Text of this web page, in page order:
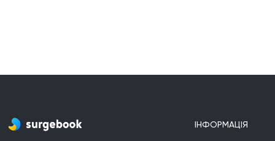
ІНФОРМАЦІЯ